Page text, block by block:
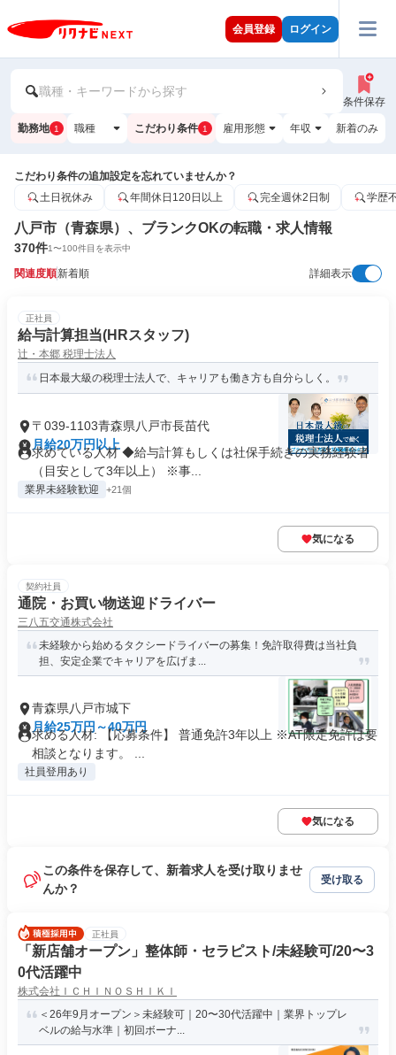
会員登録 ログイン
職種・キーワードから探す
条件保存
勤務地 1 職種 こだわり条件 1 雇用形態 年収 新着のみ
こだわり条件の追加設定を忘れていませんか？
土日祝休み
年間休日120日以上 完全週休2日制 学歴
八戸市（青森県）、ブランクOKの転職・求人情報
370件1〜100件目を表示中
関連度順新着順 詳細表示
正社員
給与計算担当(HRスタッフ)
辻・本郷 税理士法人
日本最大級の税理士法人で、キャリアも働き方も自分らしく。
〒039-1103青森県八戸市長苗代
月給20万円以上
求めている人材 ◆給与計算もしくは社保手続きの実務経験者
（目安として3年以上） ※事...
業界未経験歓迎 +21個
気になる
契約社員
通院・お買い物送迎ドライバー
三八五交通株式会社
未経験から始めるタクシードライバーの募集！免許取得費は当社負
担、安定企業でキャリアを広げま...
青森県八戸市城下
月給25万円～40万円
求める人材: 【応募条件】 普通免許3年以上 ※AT限定免許は要
相談となります。 ...
社員登用あり
気になる
この条件を保存して、新着求人を受け取りませ
んか？
受け取る
正社員
「新店舗オープン」整体師・セラピスト/未経験可/20〜3
0代活躍中
株式会社ＩＣＨＩＮＯＳＨＩＫＩ
＜26年9月オープン＞未経験可｜20〜30代活躍中｜業界トップレ
ベルの給与水準｜初回ボーナ...